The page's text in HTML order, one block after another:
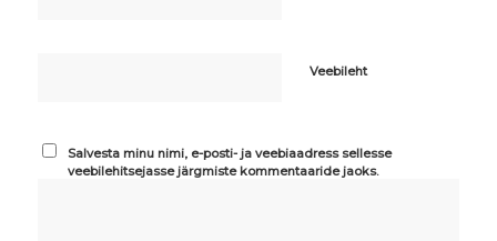
Veebileht
Salvesta minu nimi, e-posti- ja veebiaadress sellesse
veebilehitsejasse järgmiste kommentaaride jaoks.